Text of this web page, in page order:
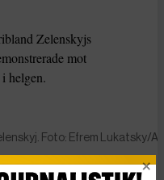
Zelenskyjs
mot
helgen.
Foto: Efrem Lukatsky/